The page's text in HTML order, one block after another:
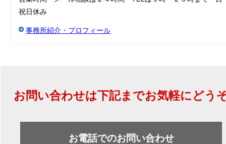
祝日休み
事務所紹介・プロフィール
お問い合わせは下記までお気軽にどう
お電話でのお問い合わせ